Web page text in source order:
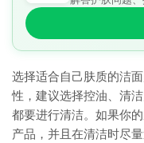
选择适合自己肤质的洁
性，建议选择控油、清
都要进行清洁。如果你
产品，并且在清洁时尽